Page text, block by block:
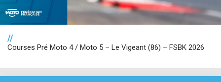
//
Courses Pré Moto 4 / Moto 5 – Le Vigeant (86) – FSBK 2026